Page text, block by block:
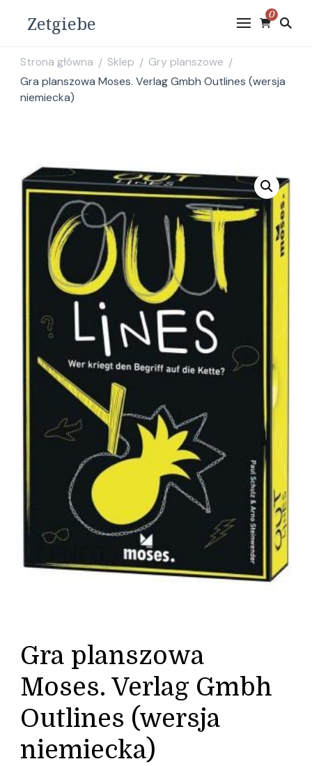
Zetgiebe 0
Strona główna / Sklep / Gry planszowe /
Gra planszowa Moses. Verlag Gmbh Outlines (wersja
niemiecka)
Gra planszowa
Moses. Verlag Gmbh
Outlines (wersja
niemiecka)